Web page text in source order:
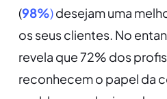
(98%)desejam uma
os seus clientes. No
revela que 72% dos
reconhecem o papel da